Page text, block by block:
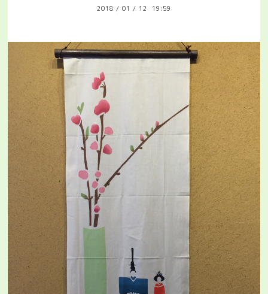
2018 / 01 / 12 19:59